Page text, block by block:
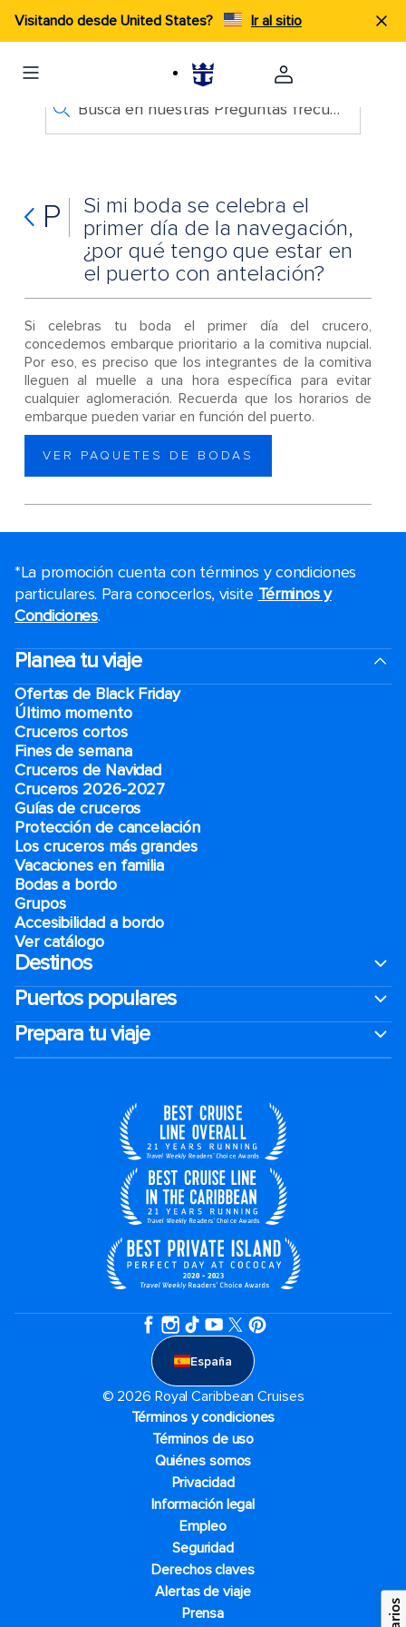
Visitando desde United States? Ir al sitio
Busca en nuestras Preguntas frecuentes
P
Si mi boda se celebra el
primer día de la navegación,
¿por qué tengo que estar en
el puerto con antelación?
Si celebras tu boda el primer día del crucero,
concedemos embarque prioritario a la comitiva nupcial.
Por eso, es preciso que los integrantes de la comitiva
lleguen al muelle a una hora específica para evitar
cualquier aglomeración. Recuerda que los horarios de
embarque pueden variar en función del puerto.
VER PAQUETES DE BODAS
*La promoción cuenta con términos y condiciones
particulares. Para conocerlos, visite Términos y
Condiciones.
Planea tu viaje
Ofertas de Black Friday
Último momento
Cruceros cortos
Fines de semana
Cruceros de Navidad
Cruceros 2026-2027
Guías de cruceros
Protección de cancelación
Los cruceros más grandes
Vacaciones en familia
Bodas a bordo
Grupos
Accesibilidad a bordo
Ver catálogo
Destinos
Puertos populares
Prepara tu viaje
España
© 2026 Royal Caribbean Cruises
Términos y condiciones
Términos de uso
Quiénes somos
Privacidad
Información legal
Empleo
Seguridad
Derechos claves
Alertas de viaje
Prensa